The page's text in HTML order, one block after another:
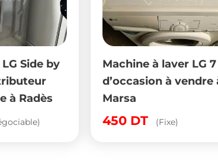
Side by
à Radès
Machine à laver LG
d’occasion à vendre
Marsa
450 DT (Fixe)